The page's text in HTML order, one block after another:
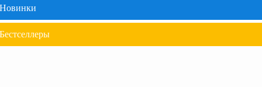
Новинки
Бестселлеры